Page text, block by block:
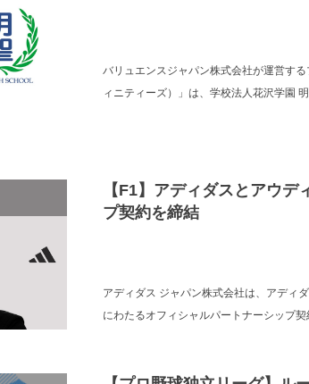
バリュエンスジャパン株式会社が運営す
ィニティーズ）」は、学校法人花沢学園
【F1】アディダスとアウ
プ契約を締結
アディダス ジャパン株式会社は、アディ
にわたるオフィシャルパートナーシップ